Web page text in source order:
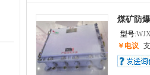
煤矿防
型号:
￥电议